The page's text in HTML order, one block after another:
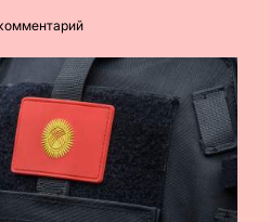
к
и
AliExpress:
Франция
ужесточает
правила
для
«сверхбыстрой
моды»